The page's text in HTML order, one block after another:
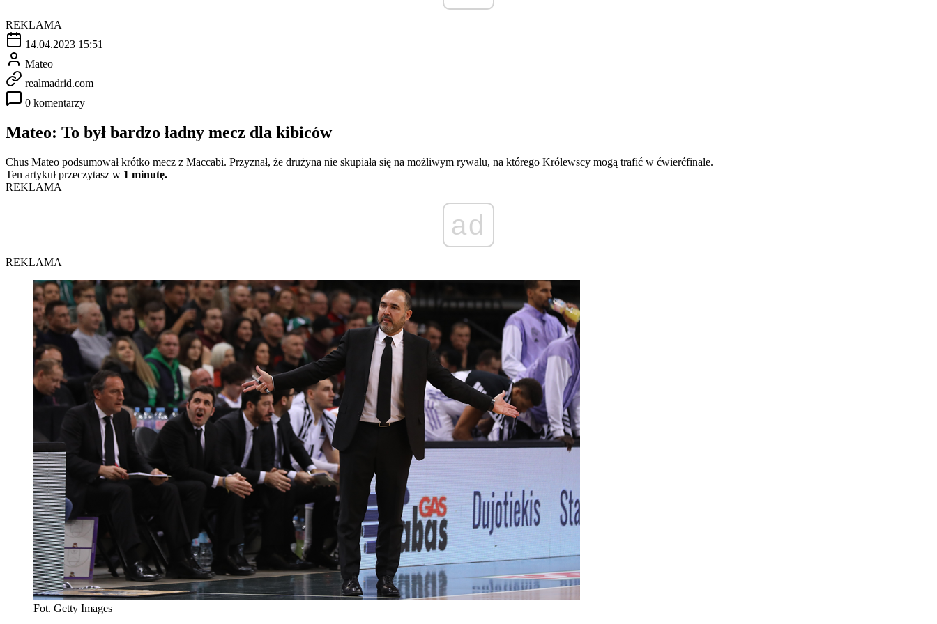
REKLAMA
14.04.2023 15:51
Mateo
realmadrid.com
0 komentarzy
Mateo: To był bardzo ładny mecz dla kibiców
Chus Mateo podsumował krótko mecz z Maccabi. Przyznał, że drużyna nie skupiała się na możliwym rywalu, na którego Królewscy mogą trafić w ćwierćfinale.
Ten artykuł przeczytasz w 1 minutę.
REKLAMA
ad
REKLAMA
Fot. Getty Images